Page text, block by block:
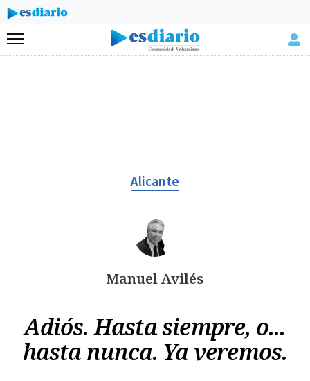
Menú
Alicante
Manuel Avilés
Adiós. Hasta siempre, o...
hasta nunca. Ya veremos.